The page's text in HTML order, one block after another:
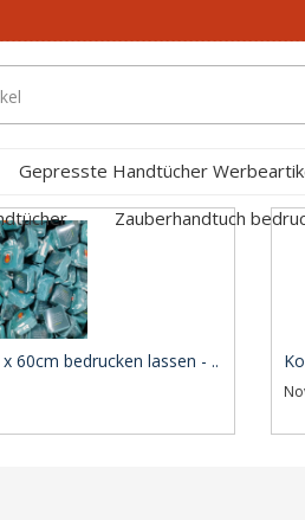
Gepresste Handtücher
Zauberhandtuch
60cm bedrucken lassen - ..